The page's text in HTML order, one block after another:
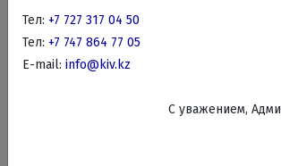
Тел: +7 727 317 04 50
Тел: +7 747 864 77 05
E-mail: info@kiv.kz
C уважением,